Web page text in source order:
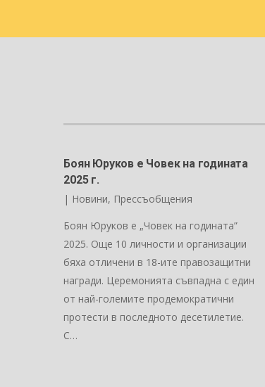
Боян Юруков е Човек на годината
2025 г.
| Новини, Прессъобщения
Боян Юруков е „Човек на годината”
2025. Още 10 личности и организации
бяха отличени в 18-ите правозащитни
награди. Церемонията съвпадна с един
от най-големите продемократични
протести в последното десетилетие.
С…